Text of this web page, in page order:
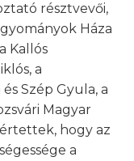
résztvevői,
Háza
Kallós
a
Szép Gyula, a
Magyar
hogy az
a